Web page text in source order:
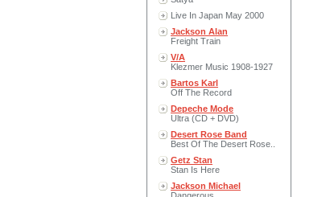
Live In Japan May 2000
Jackson Alan
Freight Train
V/A
Klezmer Music 1908-1927
Bartos Karl
Off The Record
Depeche Mode
Ultra (CD + DVD)
Desert Rose Band
Best Of The Desert Rose..
Getz Stan
Stan Is Here
Jackson Michael